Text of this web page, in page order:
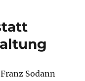
Sodann